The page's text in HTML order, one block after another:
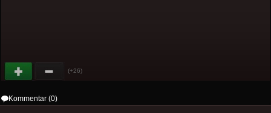
(+26)
Kommentar (0)